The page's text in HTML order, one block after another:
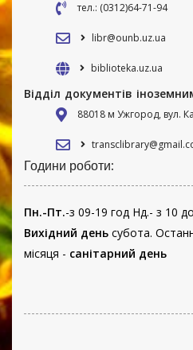
тел.: (0312)64-71-94
libr@ounb.uz.ua
biblioteka.uz.ua
Відділ документів
88018 м Ужгород, вул.
Години роботи:
Пн.-Пт.-з 09-19 год Нд.- з 10
Вихідний день субота.
місяця - санітарний день